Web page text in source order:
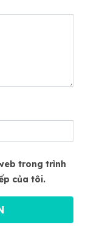
trong trình
của tôi.